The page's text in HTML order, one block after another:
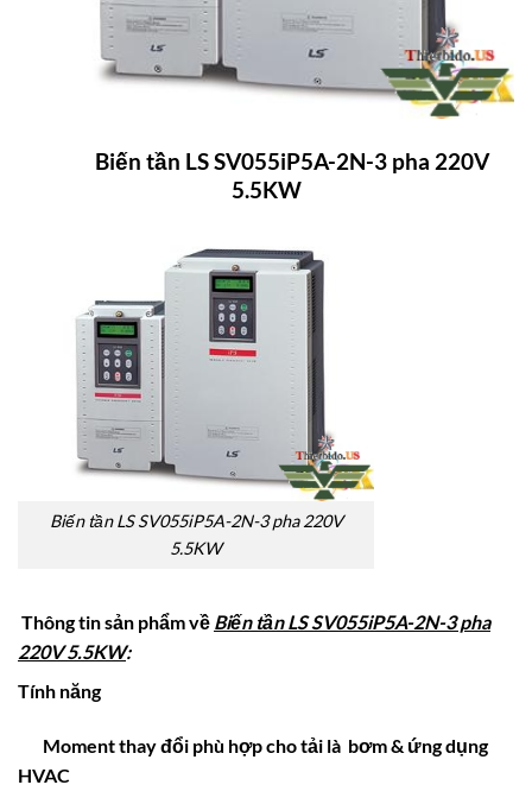
Biến tần LS SV055iP5A-2N-3 pha 220V
5.5KW
Biến tần LS SV055iP5A-2N-3 pha 220V
5.5KW
Thông tin sản phẩm về Biến tần LS SV055iP5A-2N-3 pha
220V 5.5KW:
Tính năng
Moment thay đổi phù hợp cho tải là bơm & ứng dụng
HVAC